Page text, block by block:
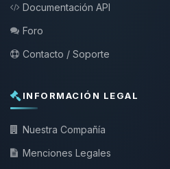
Documentación API
Foro
Contacto / Soporte
INFORMACIÓN LEGAL
Nuestra Compañía
Menciones Legales